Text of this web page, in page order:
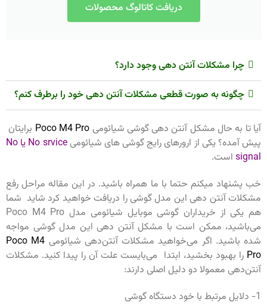
دریافت کاتالوگ محصولات
چرا مشکلات آنتن دهی وجود دارد؟
چگونه به صورت قطعی مشکلات آنتن دهی خود را برطرف کنم؟
آیا تا به حال مشکل آنتن دهی گوشی شیائومی Poco M4 Pro برایتان
پیش آمده؟ یکی از ارورهای رایج گوشی های شیائومی
No srvice یا No
signal است.
خب پشنهاد میکنم حتما با ما همراه باشید. در این مقاله مراحل رفع
مشکلات آنتن دهی این مدل گوشی را دریافت خواهید کرد شاید شما
هم یکی از خریداران گوشی موبایل شیائومی مدل Poco M4 Pro
می‌باشید، ممکن است با مشکل آنتن دهی این مدل گوشی مواجه
شده باشید. اگر می‌خواهید مشکلات آنتن‌دهی شیائومی Poco M4
Pro را بهبود بخشید، ابتدا می‌بایست علت آن را پیدا کنید. مشکلات
آنتن‌دهی معمولا دو دلیل اصلی دارند:
1- دلایل مرتبط با خود دستگاه گوشی